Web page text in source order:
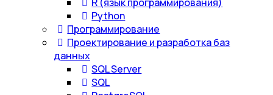
Python
Программирование
Проектирование и разработка баз
данных
SQL Server
SQL